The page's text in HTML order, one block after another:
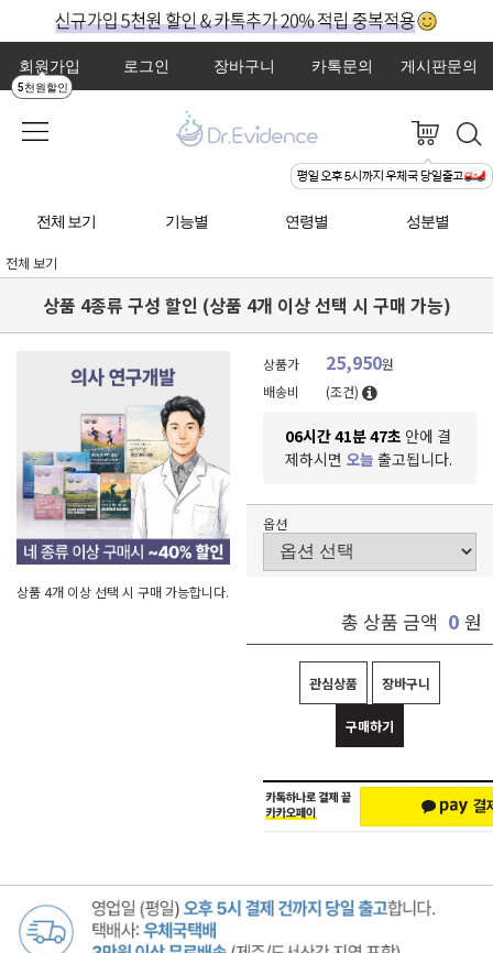
회원가입
5천원할인
로그인 장바구니 카톡문의 게시판문의
전체 보기 기능별 연령별 성분별
전체 보기
상품 4종류 구성 할인 (상품 4개 이상 선택 시 구매 가능)
상품 4개 이상 선택 시 구매 가능합니다.
상품가 25,950원
배송비
(조건)
06시간 41분 46초 안에 결
제하시면 오늘 출고됩니다.
옵션
총 상품 금액 0 원
관심상품 장바구니
구매하기